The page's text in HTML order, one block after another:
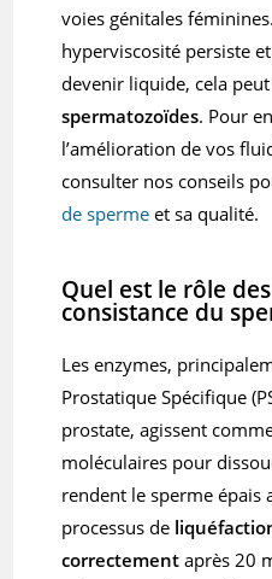
voies génitales
hyperviscosité persiste
devenir liquide, cela
spermatozoïdes. Pour
l’amélioration de vos
consulter nos conseils
de sperme et sa qualité.
Quel est le rôle
consistance du
Les enzymes,
Prostatique Spécifique
prostate, agissent
moléculaires pour
rendent le sperme épais
processus de
correctement après 20